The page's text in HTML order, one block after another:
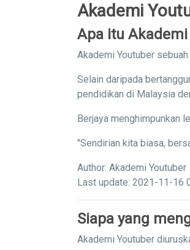
Akademi
Apa itu
Akademi Youtuber
Selain daripada
pendidikan di Malaysia
Berjaya menghimpunkan
"Sendirian kita biasa,
Author: Akademi Youtuber
Last update: 2021-11-16
Siapa yang
Akademi Youtuber